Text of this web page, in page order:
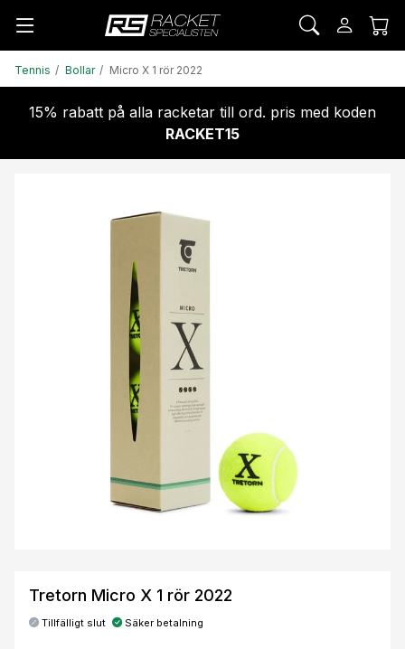
Tennis Bollar Micro X 1 rör 2022
15% rabatt på alla racketar till ord. pris med koden
RACKET15
Tretorn Micro X 1 rör 2022
Tillfälligt slut Säker betalning